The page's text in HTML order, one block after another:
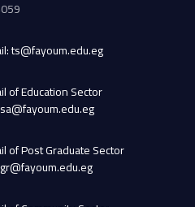
ts@fayoum.edu.eg
of Education Sector
of Post Graduate Sector